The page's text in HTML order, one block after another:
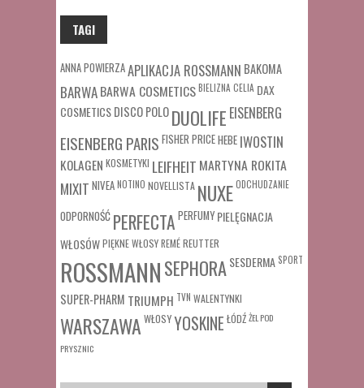
TAGI
ANNA POWIERZAAPLIKACJA ROSSMANN BAKOMA
BARWABARWA COSMETICSBIELIZNA CELIA DAX
COSMETICSDISCO POLODUOLIFE EISENBERG
EISENBERG PARIS FISHER PRICEHEBE IWOSTIN
KOLAGEN KOSMETYKI LEIFHEIT MARTYNA ROKITA
MIXIT NIVEANOTINO NOVELLISTA NUXEODCHUDZANIE
ODPORNOŚĆ PERFECTA PERFUMY PIELĘGNACJA
WŁOSÓWPIĘKNE WŁOSYREMÉREUTTER
ROSSMANNSEPHORA SESDERMA SPORT
SUPER-PHARM TRIUMPH TVN WALENTYNKI
WARSZAWA WŁOSYYOSKINE ŁÓDŹŻEL POD
PRYSZNIC